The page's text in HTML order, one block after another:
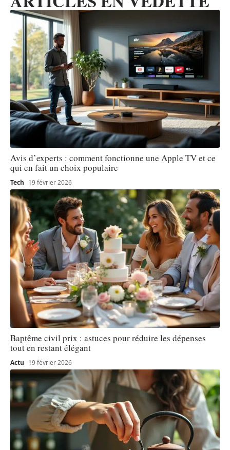
Avis d’experts : comment fonctionne une Apple TV et ce
qui en fait un choix populaire
Tech 19 février 2026
Baptême civil prix : astuces pour réduire les dépenses
tout en restant élégant
Actu 19 février 2026